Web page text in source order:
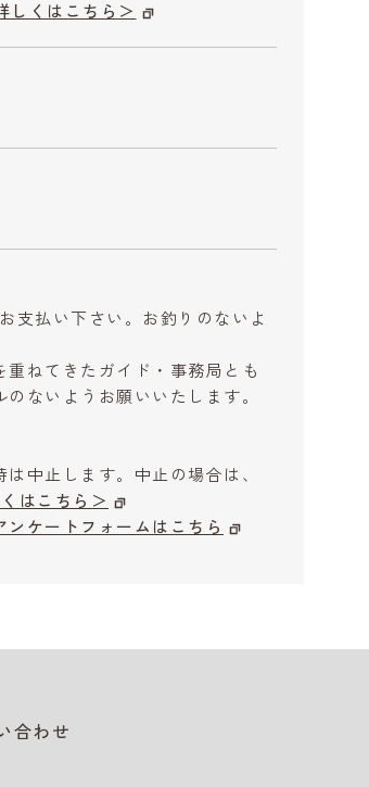
しくはこちら＞
支払い下さい。お釣りのないよ
ねてきたガイド・事務局とも
ないようお願いいたします。
中止します。中止の場合は、
はこちら＞
ンケートフォームはこちら
合わせ